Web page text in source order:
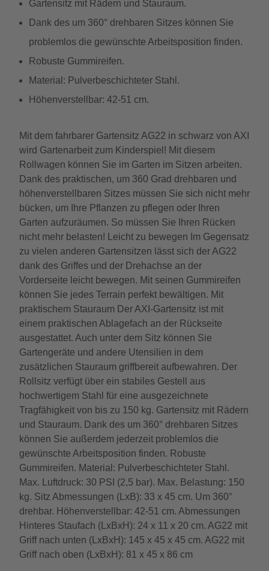
Gartensitz mit Rädern und Stauraum.
Dank des um 360° drehbaren Sitzes können Sie
problemlos die gewünschte Arbeitsposition finden.
Robuste Gummireifen.
Material: Pulverbeschichteter Stahl.
Höhenverstellbar: 42-51 cm.
Mit dem fahrbarer Gartensitz AG22 in schwarz von AXI
wird Gartenarbeit zum Kinderspiel! Mit diesem
Rollwagen können Sie im Garten im Sitzen arbeiten.
Dank des praktischen, um 360 Grad drehbaren und
höhenverstellbaren Sitzes müssen Sie sich nicht mehr
bücken, um Ihre Pflanzen zu pflegen oder Ihren
Garten aufzuräumen. So müssen Sie Ihren Rücken
nicht mehr belasten! Leicht zu bewegen Im Gegensatz
zu vielen anderen Gartensitzen lässt sich der AG22
dank des Griffes und der Drehachse an der
Vorderseite leicht bewegen. Mit seinen Gummireifen
können Sie jedes Terrain perfekt bewältigen. Mit
praktischem Stauraum Der AXI-Gartensitz ist mit
einem praktischen Ablagefach an der Rückseite
ausgestattet. Auch unter dem Sitz können Sie
Gartengeräte und andere Utensilien in dem
zusätzlichen Stauraum griffbereit aufbewahren. Der
Rollsitz verfügt über ein stabiles Gestell aus
hochwertigem Stahl für eine ausgezeichnete
Tragfähigkeit von bis zu 150 kg. Gartensitz mit Rädern
und Stauraum. Dank des um 360° drehbaren Sitzes
können Sie außerdem jederzeit problemlos die
gewünschte Arbeitsposition finden. Robuste
Gummireifen. Material: Pulverbeschichteter Stahl.
Max. Luftdruck: 30 PSI (2,5 bar). Max. Belastung: 150
kg. Sitz Abmessungen (LxB): 33 x 45 cm. Um 360°
drehbar. Höhenverstellbar: 42-51 cm. Abmessungen
Hinteres Staufach (LxBxH): 24 x 11 x 20 cm. AG22 mit
Griff nach unten (LxBxH): 145 x 45 x 45 cm. AG22 mit
Griff nach oben (LxBxH): 81 x 45 x 86 cm